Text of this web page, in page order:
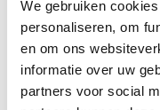
We gebruiken
personaliseren, om
en om ons
informatie over uw
partners voor social
tot 17.00 uur. 2
naar onze
occasions op
bel dan onze